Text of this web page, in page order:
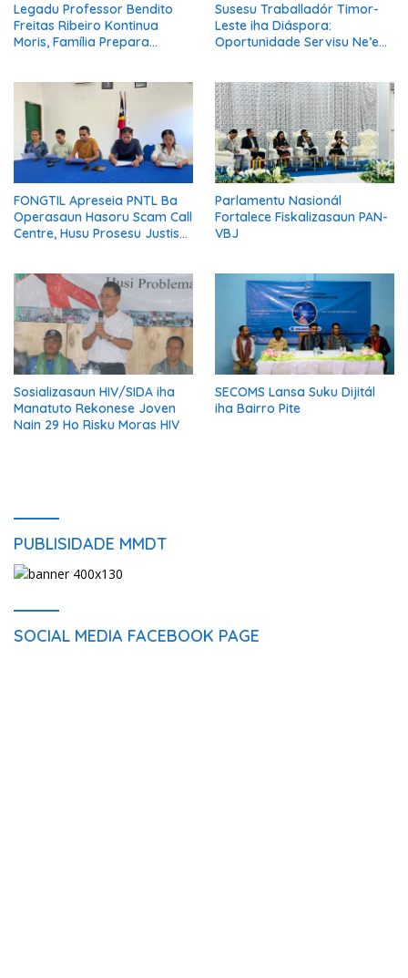
Legadu Professor Bendito
Freitas Ribeiro Kontinua
Moris, Família Prepara
Susesu Traballadór Timor-
Leste iha Diáspora:
Oportunidade Servisu Ne’ebé
Nasaun
FONGTIL Apreseia PNTL Ba
Operasaun Hasoru Scam Call
Centre, Husu Prosesu Justisa
Parlamentu Nasionál
Fortalece Fiskalizasaun PAN-
VBJ
Sosializasaun HIV/SIDA iha
Manatuto Rekonese Joven
Nain 29 Ho Risku Moras HIV
SECOMS Lansa Suku Dijitál
iha Bairro Pite
PUBLISIDADE MMDT
SOCIAL MEDIA FACEBOOK PAGE